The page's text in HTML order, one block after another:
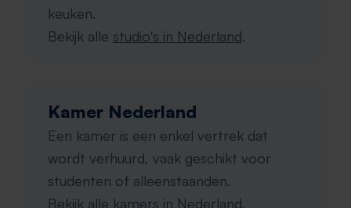
keuken.
Bekijk alle studio's in Nederland.
Kamer Nederland
Een kamer is een enkel vertrek dat
wordt verhuurd, vaak geschikt voor
studenten of alleenstaanden.
Bekijk alle kamers in Nederland.